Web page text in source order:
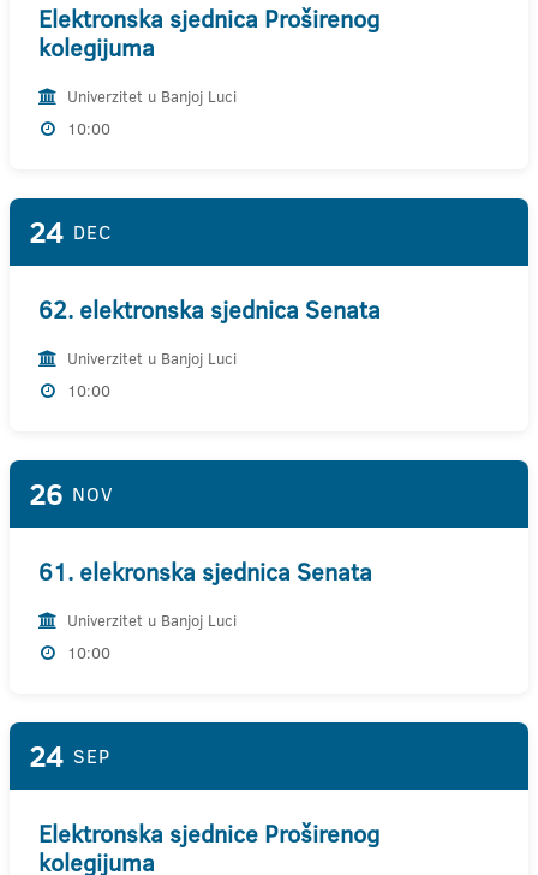
Elektronska sjednica Proširenog
kolegijuma
Univerzitet u Banjoj Luci
10:00
24 DEC
62. elektronska sjednica Senata
Univerzitet u Banjoj Luci
10:00
26 NOV
61. elekronska sjednica Senata
Univerzitet u Banjoj Luci
10:00
24 SEP
Elektronska sjednice Proširenog
kolegijuma